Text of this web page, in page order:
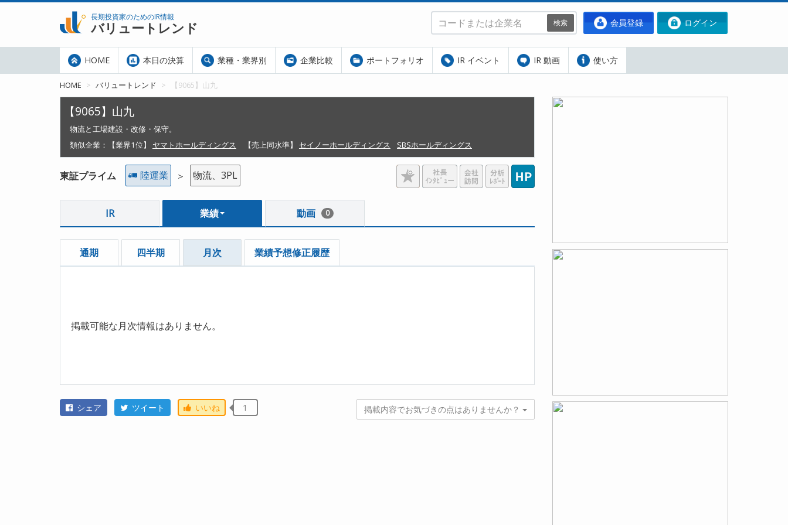
長期投資家のためのIR情報
バリュートレンド 会員登録 ログイン
検索
HOME 本日の決算 業種・業界別 企業比較 ポートフォリオ IR イベント IR 動画 使い方
HOME バリュートレンド 【9065】山九
【9065】山九
物流と工場建設・改修・保守。
類似企業：
【業界1位】 ヤマトホールディングス 【売上同水準】 セイノーホールディングス SBSホールディングス
東証プライム 陸運業 ＞ 物流、3PL
IR 業績 動画 0
通期 四半期 月次 業績予想修正履歴
掲載可能な月次情報はありません。
シェア ツイート いいね 1 掲載内容でお気づきの点はありませんか？